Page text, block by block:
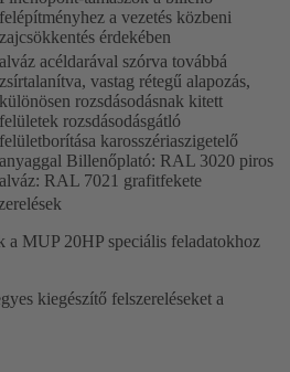
felépítményhez a vezetés közbeni
zajcsökkentés érdekében
alváz acéldarával szórva továbbá
zsírtalanítva, vastag rétegű alapozás,
különösen rozsdásodásnak kitett
felületek rozsdásodásgátló
felületborítása karosszériaszigetelő
anyaggal Billenőplató: RAL 3020 piros
alváz: RAL 7021 grafitfekete
a MUP 20HP speciális feladatokhoz
kiegészítő felszereléseket a